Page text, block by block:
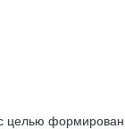
целью